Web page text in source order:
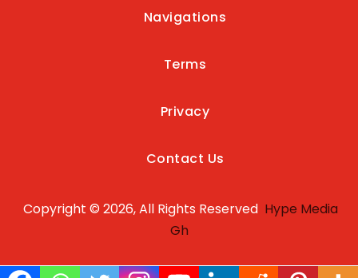
Navigations
Terms
Privacy
Contact Us
Copyright © 2026, All Rights Reserved Hype Media
Gh